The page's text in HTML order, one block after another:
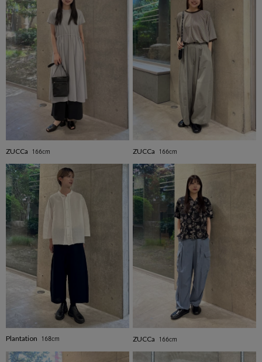
ZUCCa 166cm ZUCCa 166cm
Plantation 168cm ZUCCa 166cm